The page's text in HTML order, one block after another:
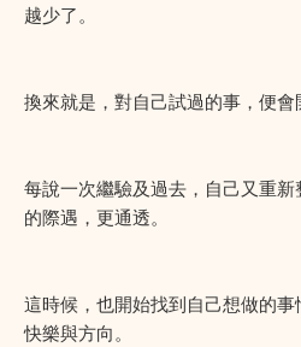
越少了。
換來就是，對自己試過的事，便會
每說一次繼驗及過去，自己又重
的際遇，更通透。
這時候，也開始找到自己想做的
快樂與方向。